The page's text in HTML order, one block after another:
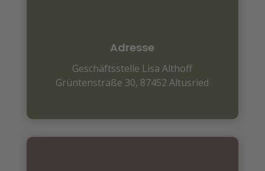
Adresse
Geschäftsstelle Lisa Althoff
Grüntenstraße 30, 87452 Altusried